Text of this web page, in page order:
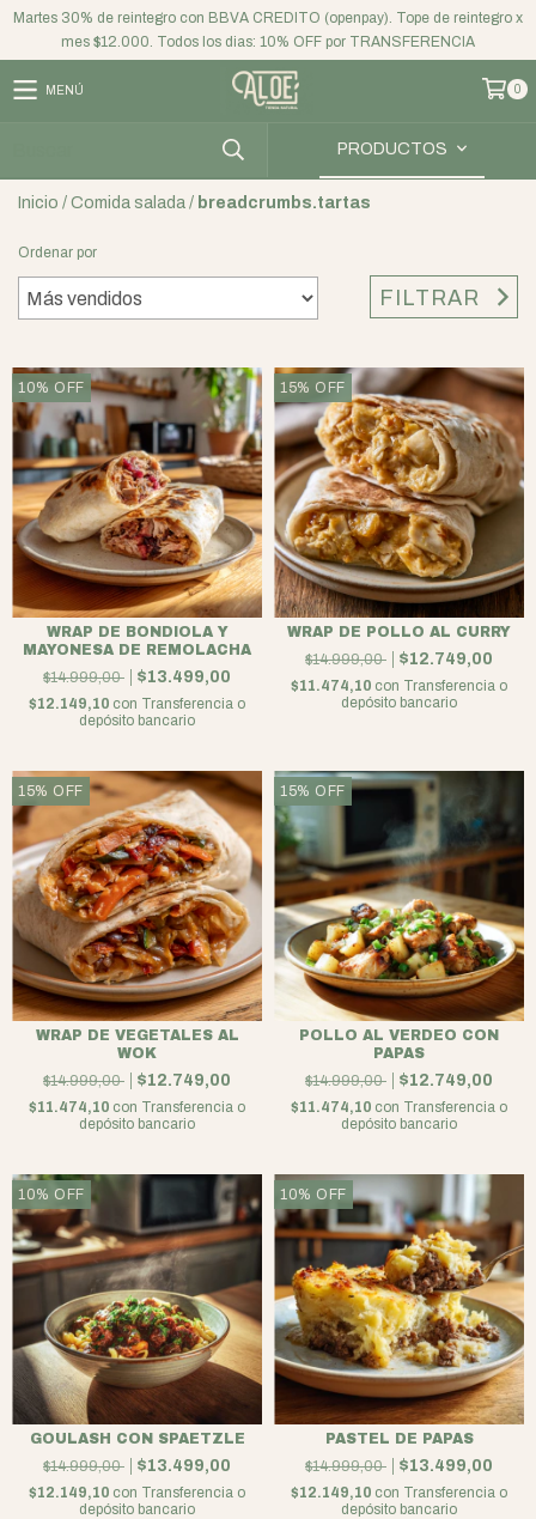
Martes 30% de reintegro con BBVA CREDITO (openpay). Tope de reintegro x
mes $12.000. Todos los dias: 10% OFF por TRANSFERENCIA
MENÚ 0
PRODUCTOS
Inicio / Comida salada / breadcrumbs.tartas
Ordenar por
FILTRAR
10% OFF
WRAP DE BONDIOLA Y
MAYONESA DE REMOLACHA
$14.999,00
$13.499,00
$12.149,10 con Transferencia o
depósito bancario
15% OFF
WRAP DE POLLO AL CURRY
$14.999,00
$12.749,00
$11.474,10 con Transferencia o
depósito bancario
15% OFF
WRAP DE VEGETALES AL
WOK
$14.999,00
$12.749,00
$11.474,10 con Transferencia o
depósito bancario
15% OFF
POLLO AL VERDEO CON
PAPAS
$14.999,00
$12.749,00
$11.474,10 con Transferencia o
depósito bancario
10% OFF
GOULASH CON SPAETZLE
$14.999,00
$13.499,00
$12.149,10 con Transferencia o
depósito bancario
10% OFF
PASTEL DE PAPAS
$14.999,00
$13.499,00
$12.149,10 con Transferencia o
depósito bancario